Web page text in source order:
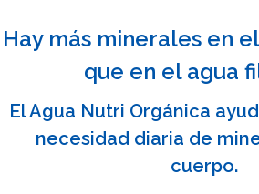
Hay más minerales en
que en el agua
El Agua Nutri Orgánica
necesidad diaria de
cuerpo.